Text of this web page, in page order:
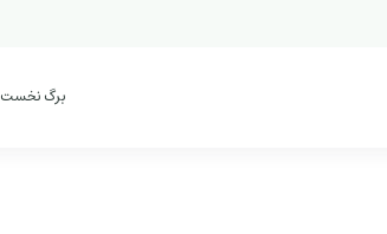
برگ نخست